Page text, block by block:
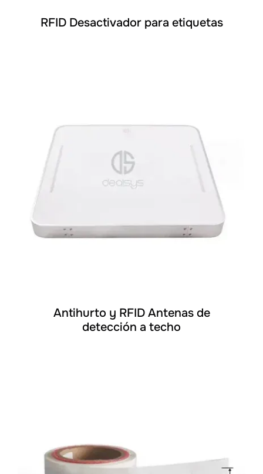
RFID Desactivador para etiquetas
DETALLES
Antihurto y RFID Antenas de
detección a techo